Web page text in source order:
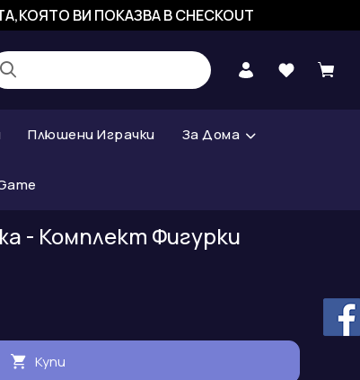
ВИ ПОКАЗВА В CHECKOUT
Плюшени Играчки За Дома
- Комплект Фигурки
Купи